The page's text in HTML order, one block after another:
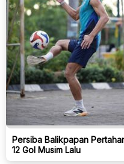
Persiba Balikpapan
12 Gol Musim Lalu